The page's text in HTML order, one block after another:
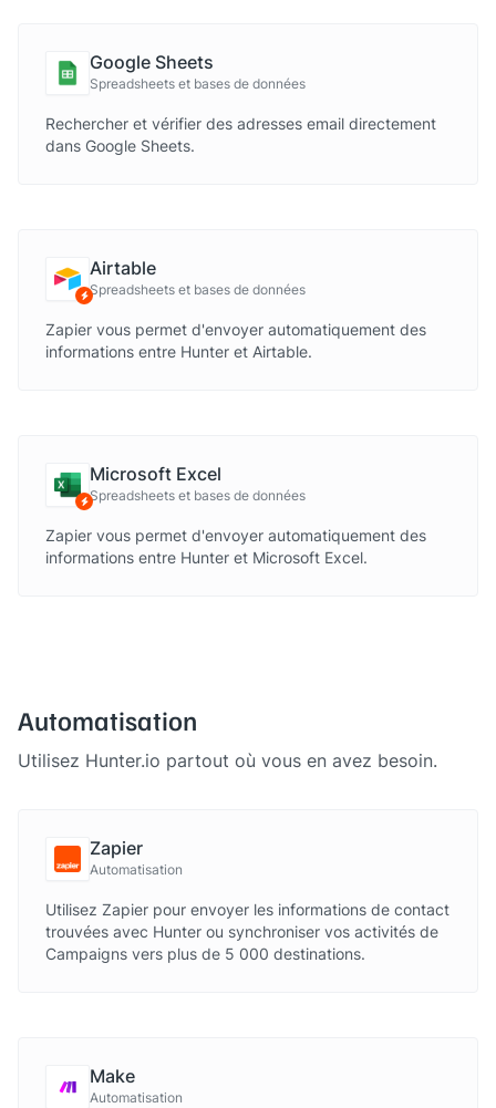
Google Sheets
Spreadsheets et bases de données
Rechercher et vérifier des adresses email directement
dans Google Sheets.
via Zapier
Airtable
Spreadsheets et bases de données
Zapier vous permet d'envoyer automatiquement des
informations entre Hunter et Airtable.
via Zapier
Microsoft Excel
Spreadsheets et bases de données
Zapier vous permet d'envoyer automatiquement des
informations entre Hunter et Microsoft Excel.
Automatisation
Utilisez Hunter.io partout où vous en avez besoin.
Zapier
Automatisation
Utilisez Zapier pour envoyer les informations de contact
trouvées avec Hunter ou synchroniser vos activités de
Campaigns vers plus de 5 000 destinations.
Make
Automatisation